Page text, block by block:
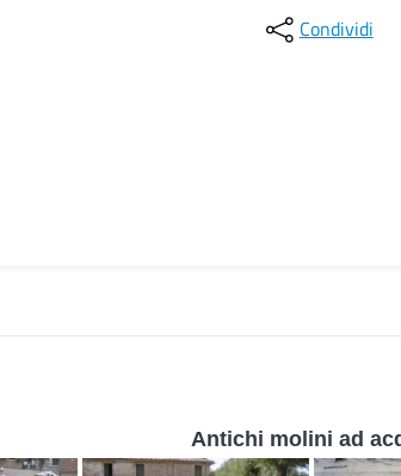
Condividi
Antichi molini ad